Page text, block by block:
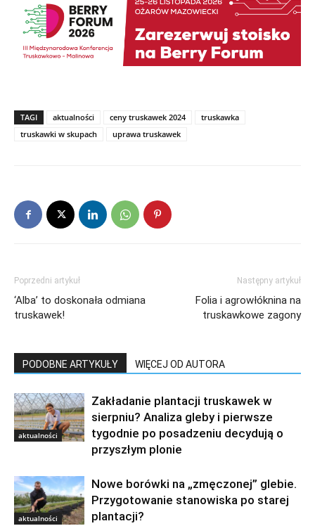
TAGI aktualności ceny truskawek 2024
truskawka
truskawki w skupach
uprawa truskawek
Poprzedni artykuł
‘Alba’ to doskonała odmiana
truskawek!
Następny artykuł
Folia i agrowłóknina na
truskawkowe zagony
PODOBNE ARTYKUŁY WIĘCEJ OD AUTORA
aktualności
Zakładanie plantacji truskawek w
sierpniu? Analiza gleby i pierwsze
tygodnie po posadzeniu decydują o
przyszłym plonie
aktualności
Nowe borówki na „zmęczonej” glebie.
Przygotowanie stanowiska po starej
plantacji?